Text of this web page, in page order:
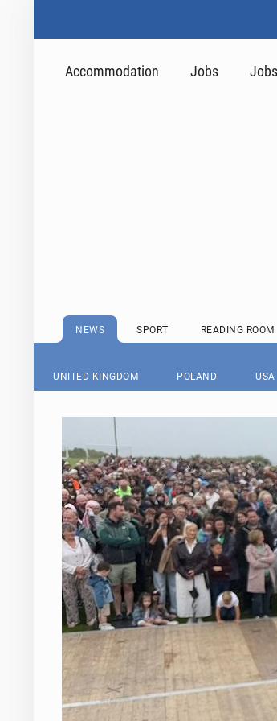
Accommodation Jobs
NEWS SPORT READING ROOM
UNITED KINGDOM POLAND USA